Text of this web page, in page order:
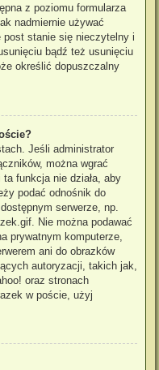
z poziomu formularza
nadmiernie używać
post stanie się nieczytelny i
bądź też usunięciu
określić dopuszczalny
Jeśli administrator
można wgrać
funkcja nie działa, aby
podać odnośnik do
serwerze, np.
Nie można podawać
prywatnym komputerze,
ani do obrazków
autoryzacji, takich jak,
oraz stronach
w poście, użyj